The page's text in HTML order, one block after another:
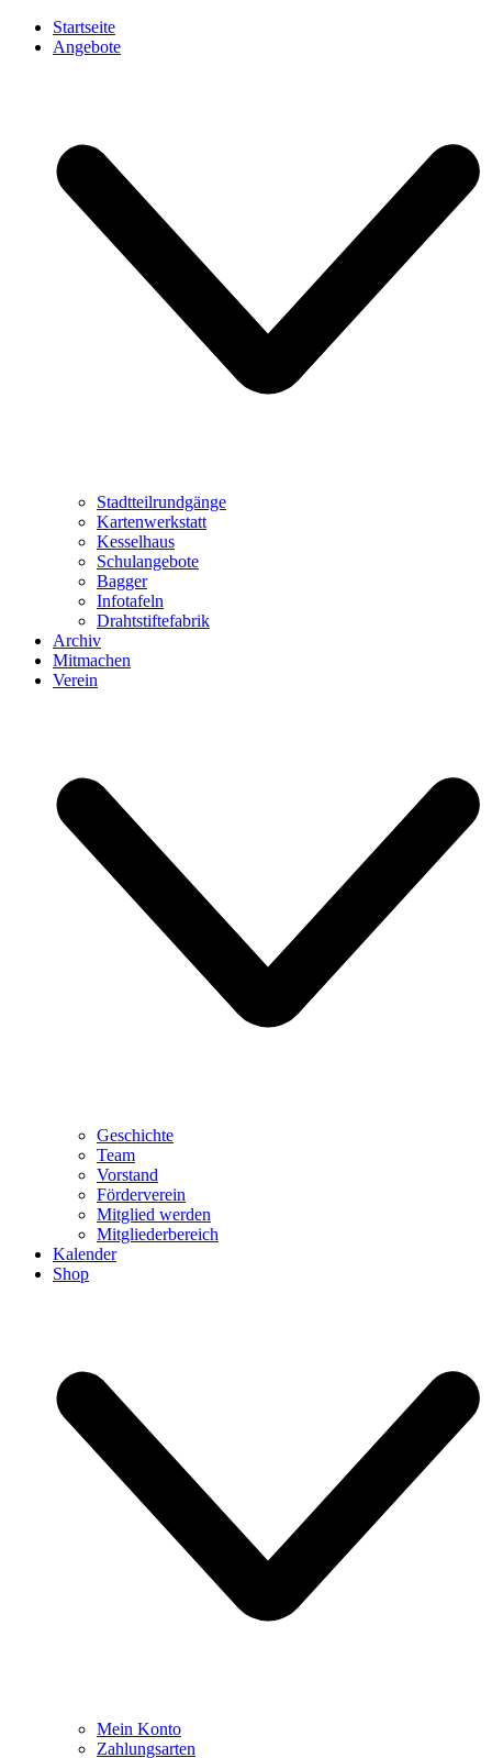
Startseite
Angebote
Stadtteilrundgänge
Kartenwerkstatt
Kesselhaus
Schulangebote
Bagger
Infotafeln
Drahtstiftefabrik
Archiv
Mitmachen
Verein
Geschichte
Team
Vorstand
Förderverein
Mitglied werden
Mitgliederbereich
Kalender
Shop
Mein Konto
Zahlungsarten